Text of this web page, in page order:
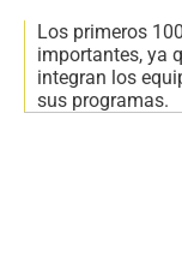
Los primeros
importantes, ya
integran los
sus programas.